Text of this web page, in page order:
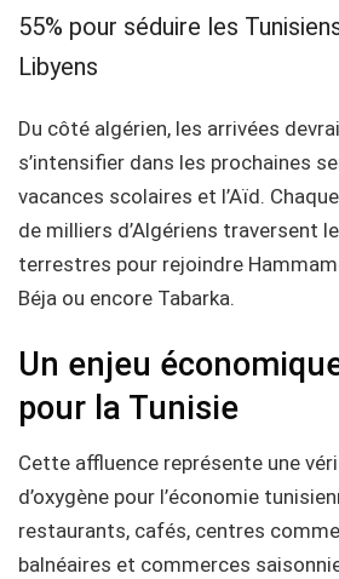
55% pour séduire les
Libyens
Du côté algérien, les arrivées
s’intensifier dans les prochaines
vacances scolaires et l’Aïd.
de milliers d’Algériens traversent
terrestres pour rejoindre
Béja ou encore Tabarka.
Un enjeu
pour la Tunisie
Cette affluence représente une
d’oxygène pour l’économie
restaurants, cafés, centres
balnéaires et commerces